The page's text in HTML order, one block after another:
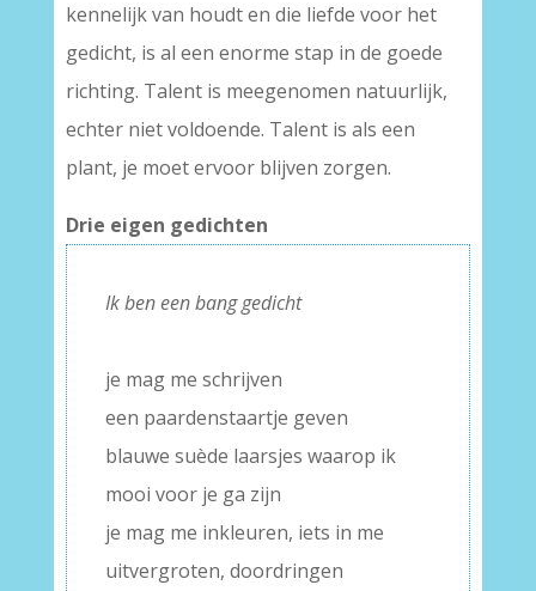
kennelijk van houdt en die liefde voor het
gedicht, is al een enorme stap in de goede
richting. Talent is meegenomen natuurlijk,
echter niet voldoende. Talent is als een
plant, je moet ervoor blijven zorgen.
Drie eigen gedichten
Ik ben een bang gedicht
je mag me schrijven
een paardenstaartje geven
blauwe suède laarsjes waarop ik
mooi voor je ga zijn
je mag me inkleuren, iets in me
uitvergroten, doordringen